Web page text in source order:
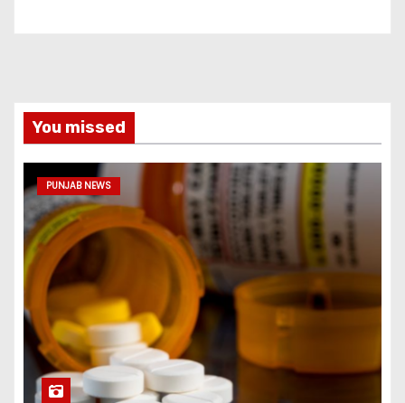
You missed
PUNJAB NEWS